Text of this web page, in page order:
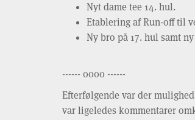
Nyt dame tee 14. hul.
Etablering af Run-off til
Ny bro på 17. hul samt
------ 0000 ------
Efterfølgende var der
var ligeledes kommentarer